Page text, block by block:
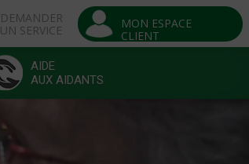
DEMANDER
UN SERVICE
MON ESPACE
CLIENT
AIDE
AUX AIDANTS